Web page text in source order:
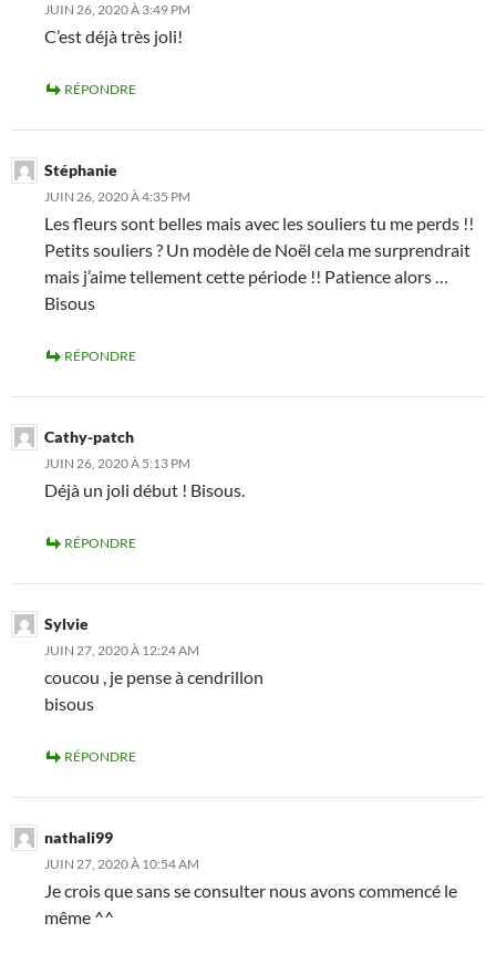
JUIN 26, 2020 À 3:49 PM
C’est déjà très joli!
RÉPONDRE
Stéphanie
JUIN 26, 2020 À 4:35 PM
Les fleurs sont belles mais avec les souliers tu me perds !!
Petits souliers ? Un modèle de Noël cela me surprendrait
mais j’aime tellement cette période !! Patience alors …
Bisous
RÉPONDRE
Cathy-patch
JUIN 26, 2020 À 5:13 PM
Déjà un joli début ! Bisous.
RÉPONDRE
Sylvie
JUIN 27, 2020 À 12:24 AM
coucou , je pense à cendrillon
bisous
RÉPONDRE
nathali99
JUIN 27, 2020 À 10:54 AM
Je crois que sans se consulter nous avons commencé le
même ^^